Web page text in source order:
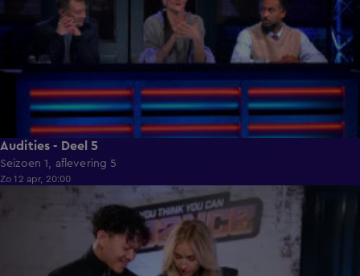
Audities - Deel 5
Seizoen 1, aflevering 5
Zo 12 apr, 20:00